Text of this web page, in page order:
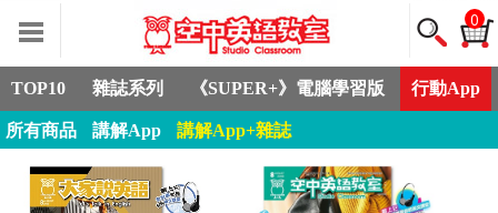
0
TOP10 雜誌系列 《SUPER+》電腦學習版 行動App
所有商品 講解App 講解App+雜誌